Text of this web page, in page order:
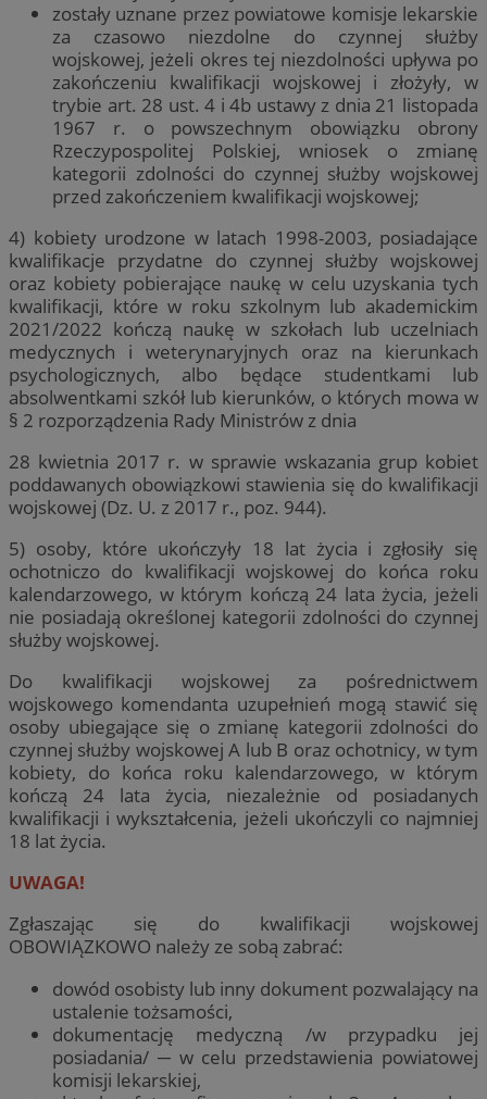
zostały uznane przez powiatowe komisje lekar­skie
za czasowo niezdolne do czynnej służby
wojskowej, jeżeli okres tej niezdolności upływa po
zakończeniu kwalifikacji wojskowej i złożyły, w
trybie art. 28 ust. 4 i 4b ustawy z dnia 21 listopada
1967 r. o powszechnym obowiązku obrony
Rzeczypospolitej Polskiej, wniosek o zmianę
kategorii zdolności do czynnej służby wojskowej
przed zakończeniem kwalifikacji wojskowej;
4) kobiety urodzone w latach 1998-2003, posiadające
kwalifikacje przydatne do czynnej służby wojskowej
oraz kobiety pobierające naukę w celu uzyskania tych
kwalifikacji, które w roku szkolnym lub akademickim
2021/2022 kończą naukę w szkołach lub uczelniach
medycznych i weterynaryjnych oraz na kierunkach
psychologicznych, albo będące studentkami lub
absolwentkami szkół lub kierunków, o których mowa w
§ 2 rozporządzenia Rady Ministrów z dnia
28 kwietnia 2017 r. w sprawie wskazania grup kobiet
poddawanych obowiązkowi stawienia się do kwalifikacji
wojskowej (Dz. U. z 2017 r., poz. 944).
5) osoby, które ukończyły 18 lat życia i zgłosiły się
ochotniczo do kwalifikacji wojskowej do końca roku
kalendarzowego, w którym kończą 24 lata życia, jeżeli
nie posiadają określonej kategorii zdolności do czynnej
służby wojskowej.
Do kwalifikacji wojskowej za pośrednictwem
wojskowego komendanta uzupełnień mogą stawić się
osoby ubiegające się o zmianę kategorii zdolności do
czynnej służby wojskowej A lub B oraz ochotnicy, w tym
kobiety, do końca roku kalendarzowego, w którym
kończą 24 lata życia, niezależnie od posiadanych
kwalifikacji i wykształcenia, jeżeli ukończyli co najmniej
18 lat życia.
UWAGA!
Zgłaszając się do kwalifikacji wojskowej
OBOWIĄZKOWO należy ze sobą zabrać:
dowód osobisty lub inny dokument pozwalający na
ustalenie tożsamości,
dokumentację medyczną /w przypadku jej
posiadania/ ─ w celu przedstawienia powiatowej
komisji lekarskiej,